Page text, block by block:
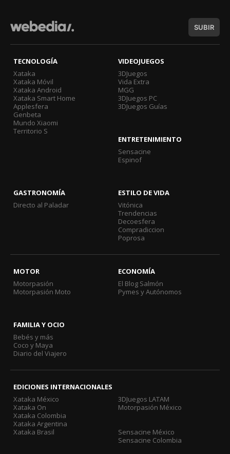
SUBIR
TECNOLOGÍA
Xataka
Xataka Móvil
Xataka Android
Xataka Smart Home
Applesfera
Genbeta
Mundo Xiaomi
Territorio S
VIDEOJUEGOS
3DJuegos
Vida Extra
MGG
3DJuegos PC
3DJuegos Guías
ENTRETENIMIENTO
Sensacine
Espinof
GASTRONOMÍA
Directo al Paladar
ESTILO DE VIDA
Vitónica
Trendencias
Decoesfera
Compradiccion
Poprosa
MOTOR
Motorpasión
Motorpasión Moto
ECONOMÍA
El Blog Salmón
Pymes y Autónomos
FAMILIA Y OCIO
Bebés y más
Coco y Maya
Diario del Viajero
EDICIONES INTERNACIONALES
Xataka México
Xataka On
Xataka Colombia
Xataka Argentina
Xataka Brasil
3DJuegos LATAM
Motorpasión México
Sensacine México
Sensacine Colombia